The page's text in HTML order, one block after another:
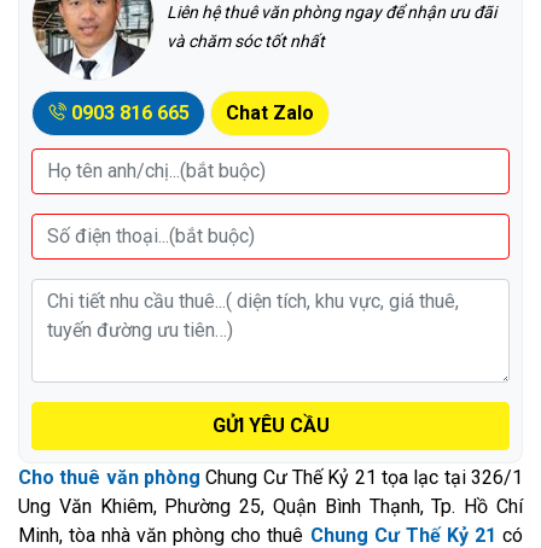
Liên hệ thuê văn phòng ngay để nhận ưu đãi
và chăm sóc tốt nhất
0903 816 665 Chat Zalo
GỬI YÊU CẦU
Cho thuê văn phòng Chung Cư Thế Kỷ 21 tọa lạc tại 326/1
Ung Văn Khiêm, Phường 25, Quận Bình Thạnh, Tp. Hồ Chí
Minh, tòa nhà văn phòng cho thuê Chung Cư Thế Kỷ 21 có